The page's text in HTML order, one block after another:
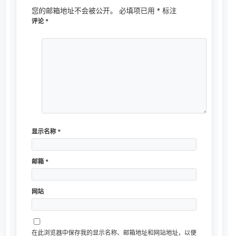
您的邮箱地址不会被公开。 必填项已用 * 标注
评论 *
显示名称 *
邮箱 *
网站
在此浏览器中保存我的显示名称、邮箱地址和网站地址，以便